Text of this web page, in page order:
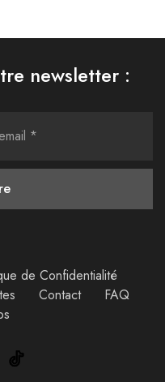
newsletter :
de Confidentialité
Contact
FAQ